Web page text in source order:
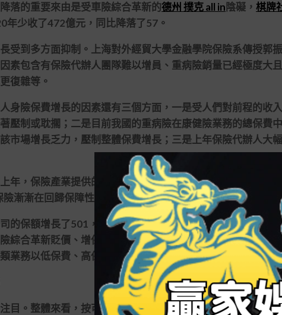
落的重要來由是受車險綜合革新的德州 撲克 all in陰礙， 棋牌
年少收了472億元，同比降落了57。
到多方面抑制。上海對外經貿大學金融學院保險系傳授郭振
素包含有保險代辦人團隊難以增員、重病險銷量已經極度大
復雜等。
險保費增長的因素還有三個方面，一是受人們對前程的收入
壓制或耽擱；二是目前我國的重病險在康健險業務的總保費
市場增長乏力，壓制整體保費增長；三是上年保險代辦人大幅
，保險產業提供的保額達12146萬億元，按可比口徑，保額
漸漸在回歸保障性能。
保額增長了501，財險公司的保額增長了4553。業內人士以
綜合革新貶價、增保、提質階段性目的的陰礙；另一方面，比
業務以低保費、高保額為特色，也拉高了其保額增速。
。整體來看，按可比口徑，上年產業賠付支出同比增長了